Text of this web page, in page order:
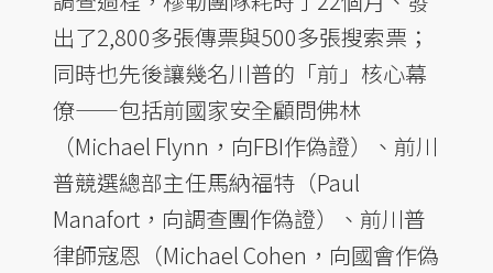
出了2,800多張傳票與500多張搜索票；
同時也先後讓幾名川普的「前」核心幕
僚——包括前國家安全顧問佛林
（Michael Flynn，向FBI作偽證）、前川
普競選總部主任馬納福特（Paul
Manafort，向調查團作偽證）、前川普
律師寇恩（Michael Cohen，向國會作偽